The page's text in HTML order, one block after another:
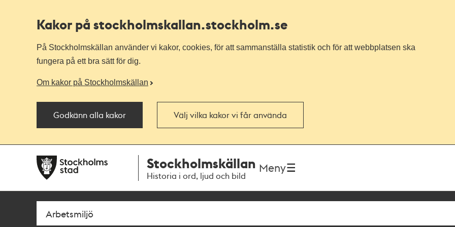
Kakor på stockholmskallan.stockholm.se
På Stockholmskällan använder vi kakor, cookies, för att sammanställa statistik och för att webbplatsen ska
fungera på ett bra sätt för dig.
Om kakor på Stockholmskällan
Godkänn alla kakor Välj vilka kakor vi får använda
navigationen
huvudinnehållet
Stockholmskällan
Historia i ord, ljud och bild
Meny
Sök